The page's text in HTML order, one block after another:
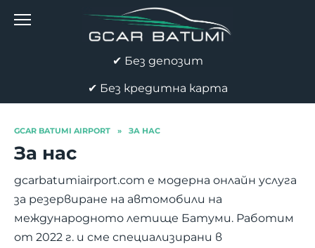
✔ Без депозит
✔ Без кредитна карта
GCAR BATUMI AIRPORT » ЗА НАС
За нас
gcarbatumiairport.com е модерна онлайн услуга
за резервиране на автомобили на
международното летище Батуми. Работим
от 2022 г. и сме специализирани в